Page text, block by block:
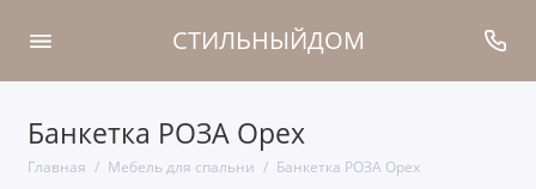
СТИЛЬНЫЙДОМ
Банкетка РОЗА Орех
Главная Мебель для спальни Банкетка РОЗА Орех